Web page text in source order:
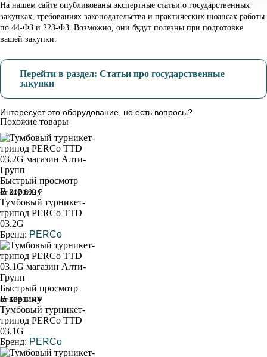
На нашем сайте опубликованы экспертные статьи о государственных
закупках, требованиях законодательства и практических нюансах работы
по 44-ФЗ и 223-ФЗ. Возможно, они будут полезны при подготовке
вашей закупки.
Перейти в раздел: Статьи про государственные
закупки
Интересует это оборудование, но есть вопросы?
Похожие товары
Быстрый просмотр
В корзину
от 217 602 ₽
Тумбовый турникет-
трипод PERCo TTD
03.2G
Бренд: PERCo
Быстрый просмотр
В корзину
от 188 014 ₽
Тумбовый турникет-
трипод PERCo TTD
03.1G
Бренд: PERCo